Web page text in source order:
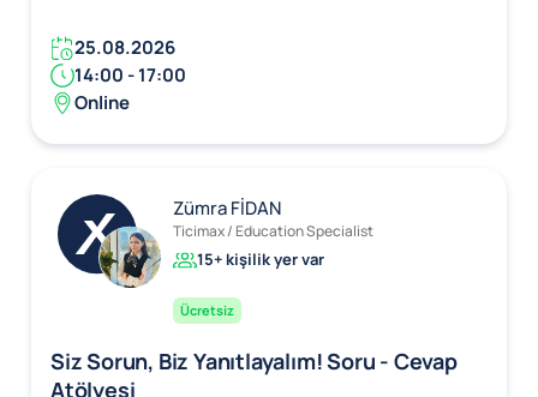
25.08.2026
14:00 - 17:00
Online
Zümra FİDAN
Ticimax / Education Specialist
15+ kişilik yer var
Ücretsiz
Siz Sorun, Biz Yanıtlayalım! Soru - Cevap
Atölyesi